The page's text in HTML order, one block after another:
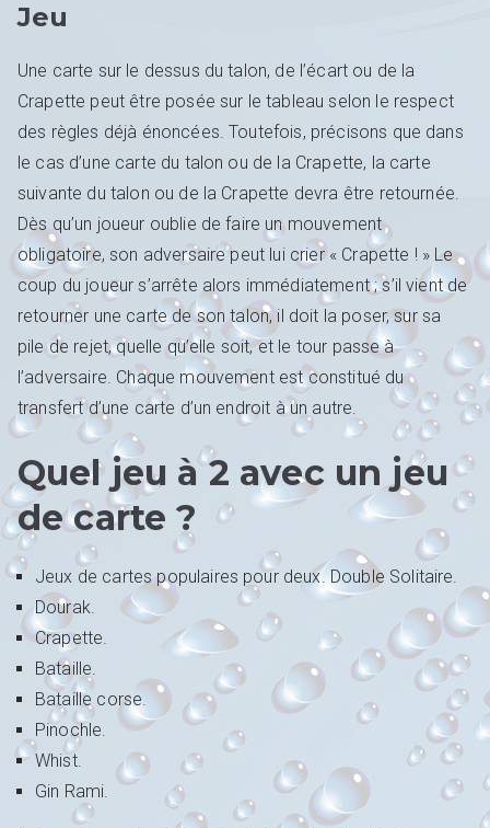
Jeu
Une carte sur le dessus du talon, de l’écart ou de la
Crapette peut être posée sur le tableau selon le respect
des règles déjà énoncées. Toutefois, précisons que dans
le cas d’une carte du talon ou de la Crapette, la carte
suivante du talon ou de la Crapette devra être retournée.
Dès qu’un joueur oublie de faire un mouvement
obligatoire, son adversaire peut lui crier « Crapette ! » Le
coup du joueur s’arrête alors immédiatement ; s’il vient de
retourner une carte de son talon, il doit la poser, sur sa
pile de rejet, quelle qu’elle soit, et le tour passe à
l’adversaire. Chaque mouvement est constitué du
transfert d’une carte d’un endroit à un autre.
Quel jeu à 2 avec un jeu
de carte ?
Jeux de cartes populaires pour deux. Double Solitaire.
Dourak.
Crapette.
Bataille.
Bataille corse.
Pinochle.
Whist.
Gin Rami.